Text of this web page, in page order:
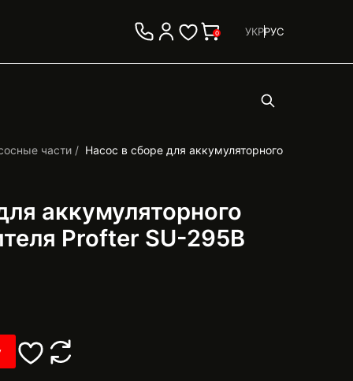
0 УКРРУС
части
Насос в сборе для аккумуляторного
аккумуляторного
Profter SU-295B